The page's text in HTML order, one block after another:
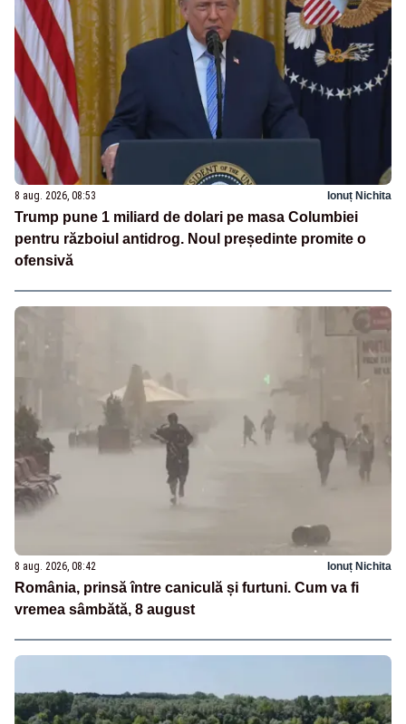
8 aug. 2026, 08:53 Ionuț Nichita
Trump pune 1 miliard de dolari pe masa Columbiei
pentru războiul antidrog. Noul președinte promite o
ofensivă
8 aug. 2026, 08:42 Ionuț Nichita
România, prinsă între caniculă și furtuni. Cum va fi
vremea sâmbătă, 8 august